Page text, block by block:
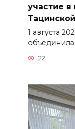
участие в
Тацинской
1 августа
22